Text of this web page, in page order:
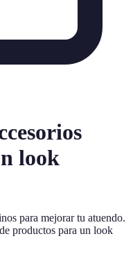
look
para mejorar tu atuendo.
productos para un look